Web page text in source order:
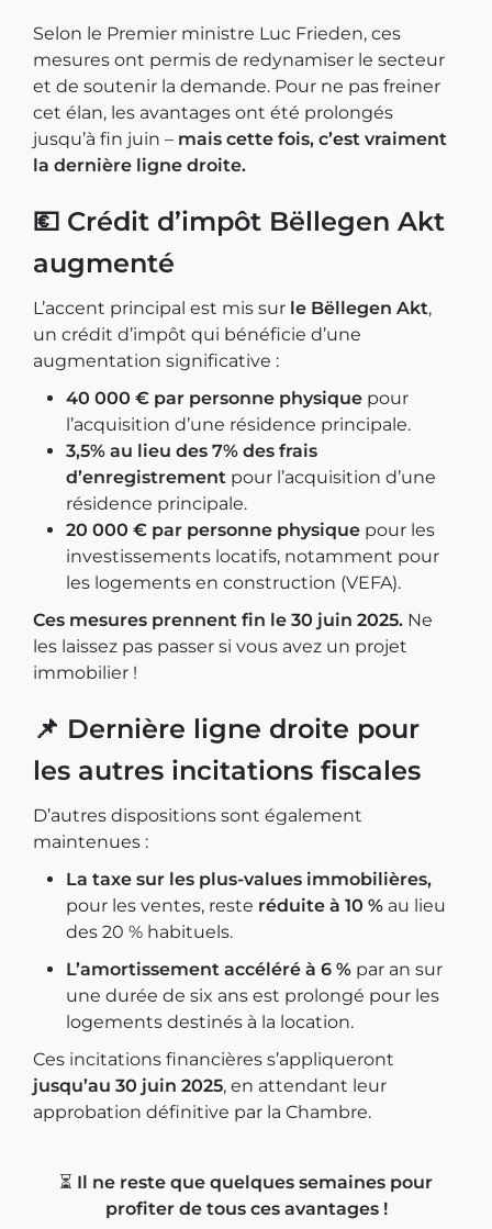
Selon le Premier ministre Luc Frieden, ces
mesures ont permis de redynamiser le secteur
et de soutenir la demande. Pour ne pas freiner
cet élan, les avantages ont été prolongés
jusqu’à fin juin – mais cette fois, c’est vraiment
la dernière ligne droite.
💶 Crédit d’impôt Bëllegen Akt
augmenté
L’accent principal est mis sur le Bëllegen Akt,
un crédit d’impôt qui bénéficie d’une
augmentation significative :
40 000 € par personne physique pour
l’acquisition d’une résidence principale.
3,5% au lieu des 7% des frais
d’enregistrement pour l’acquisition d’une
résidence principale.
20 000 € par personne physique pour les
investissements locatifs, notamment pour
les logements en construction (VEFA).
Ces mesures prennent fin le 30 juin 2025. Ne
les laissez pas passer si vous avez un projet
immobilier !
📌 Dernière ligne droite pour
les autres incitations fiscales
D’autres dispositions sont également
maintenues :
La taxe sur les plus-values immobilières,
pour les ventes, reste réduite à 10 % au lieu
des 20 % habituels.
L’amortissement accéléré à 6 % par an sur
une durée de six ans est prolongé pour les
logements destinés à la location.
Ces incitations financières s’appliqueront
jusqu’au 30 juin 2025, en attendant leur
approbation définitive par la Chambre.
⏳ Il ne reste que quelques semaines pour
profiter de tous ces avantages !